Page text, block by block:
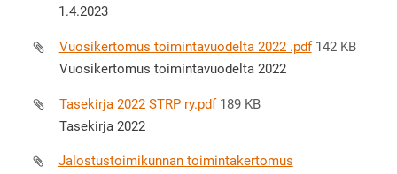
1.4.2023
Vuosikertomus toimintavuodelta 2022 .pdf 142 KB
Vuosikertomus toimintavuodelta 2022
Tasekirja 2022 STRP ry.pdf 189 KB
Tasekirja 2022
Jalostustoimikunnan toimintakertomus